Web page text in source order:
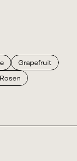
Grapefruit
Rosen